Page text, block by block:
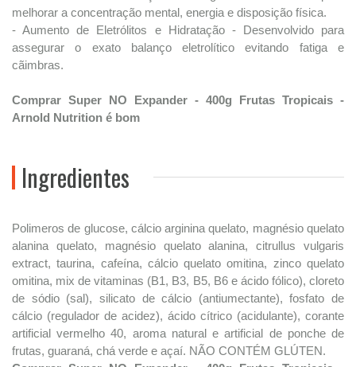
melhorar a concentração mental, energia e disposição física.
- Aumento de Eletrólitos e Hidratação - Desenvolvido para
assegurar o exato balanço eletrolítico evitando fatiga e
cãimbras.
Comprar Super NO Expander - 400g Frutas Tropicais -
Arnold Nutrition é bom
Ingredientes
Polimeros de glucose, cálcio arginina quelato, magnésio quelato
alanina quelato, magnésio quelato alanina, citrullus vulgaris
extract, taurina, cafeína, cálcio quelato omitina, zinco quelato
omitina, mix de vitaminas (B1, B3, B5, B6 e ácido fólico), cloreto
de sódio (sal), silicato de cálcio (antiumectante), fosfato de
cálcio (regulador de acidez), ácido cítrico (acidulante), corante
artificial vermelho 40, aroma natural e artificial de ponche de
frutas, guaraná, chá verde e açaí. NÃO CONTÉM GLÚTEN.